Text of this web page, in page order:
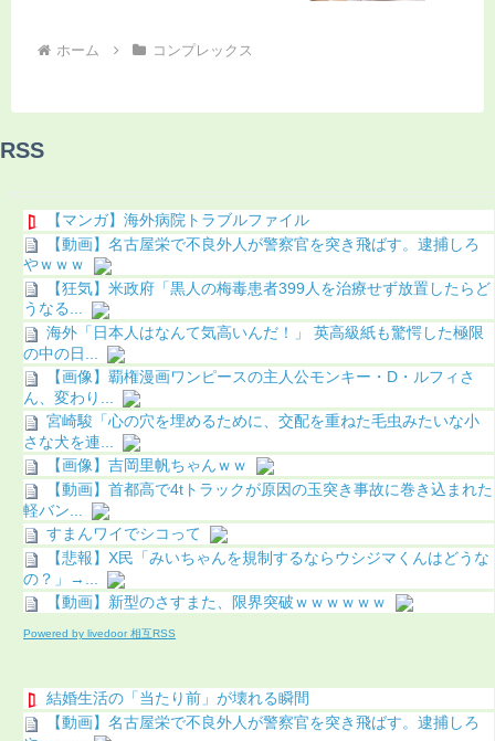
ホーム コンプレックス
RSS
【マンガ】海外病院トラブルファイル
【動画】名古屋栄で不良外人が警察官を突き飛ばす。逮捕しろ
やｗｗｗ
【狂気】米政府「黒人の梅毒患者399人を治療せず放置したらど
うなる...
海外「日本人はなんて気高いんだ！」 英高級紙も驚愕した極限
の中の日...
【画像】覇権漫画ワンピースの主人公モンキー・D・ルフィさ
ん、変わり...
宮崎駿「心の穴を埋めるために、交配を重ねた毛虫みたいな小
さな犬を連...
【画像】吉岡里帆ちゃんｗｗ
【動画】首都高で4tトラックが原因の玉突き事故に巻き込まれた
軽バン...
すまんワイでシコって
【悲報】X民「みいちゃんを規制するならウシジマくんはどうな
の？」→...
【動画】新型のさすまた、限界突破ｗｗｗｗｗｗ
Powered by livedoor 相互RSS
結婚生活の「当たり前」が壊れる瞬間
【動画】名古屋栄で不良外人が警察官を突き飛ばす。逮捕しろ